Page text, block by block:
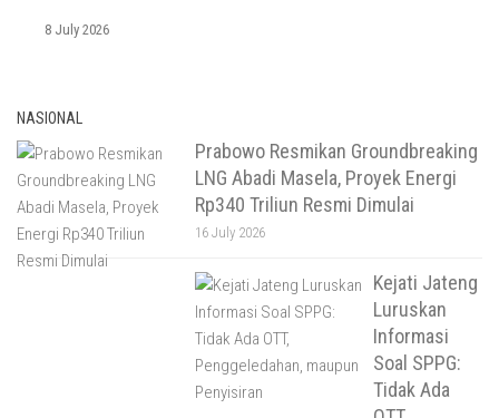
8 July 2026
NASIONAL
Prabowo Resmikan Groundbreaking
LNG Abadi Masela, Proyek Energi
Rp340 Triliun Resmi Dimulai
16 July 2026
Kejati Jateng
Luruskan
Informasi
Soal SPPG:
Tidak Ada